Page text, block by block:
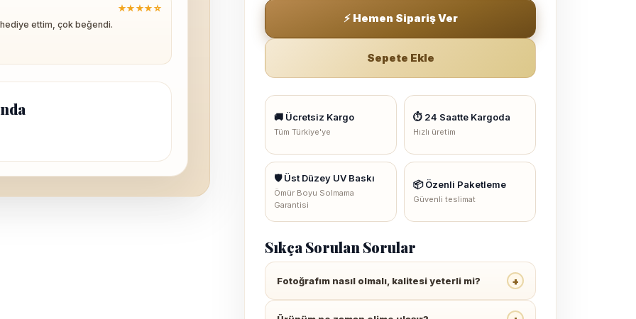
★★★★☆
hediye ettim, çok beğendi. ⚡ Hemen Sipariş Ver
Sepete Ekle
🚚 Ücretsiz Kargo
Tüm Türkiye'ye
⏱ 24 Saatte Kargoda
Hızlı üretim
🛡 Üst Düzey UV Baskı
Ömür Boyu Solmama
Garantisi
📦 Özenli Paketleme
Güvenli teslimat
Sıkça Sorulan Sorular
Fotoğrafım nasıl olmalı, kalitesi yeterli mi? +